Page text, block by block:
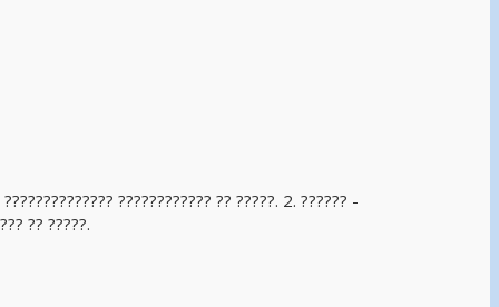
???????????? ?? ?????. 2. ?????? -
?? ?????.